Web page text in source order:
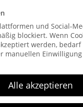
43
und Social-
blockiert. Wenn
werden,
manuellen
Alle akzeptieren